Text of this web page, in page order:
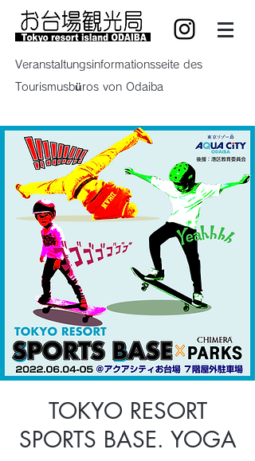
Veranstaltungsinformationsseite des
Tourismusbüros von Odaiba
TOKYO RESORT
SPORTS BASE. YOGA